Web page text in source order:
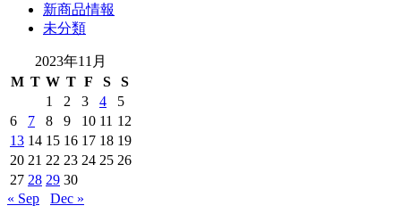
新商品情報
未分類
2023年11月
M T W T F S
S
1
2 3 4
5
6
7 8 9 10 11 12
13 14 15 16 17 18 19
20 21 22 23 24 25 26
27 28 29 30
« Sep
Dec »